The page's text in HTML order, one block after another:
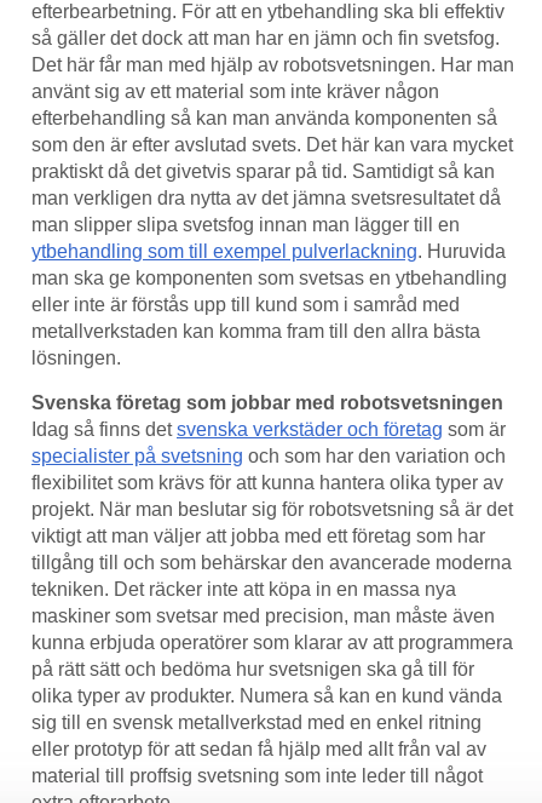
efterbearbetning. För att en ytbehandling ska bli effektiv
så gäller det dock att man har en jämn och fin svetsfog.
Det här får man med hjälp av robotsvetsningen. Har man
använt sig av ett material som inte kräver någon
efterbehandling så kan man använda komponenten så
som den är efter avslutad svets. Det här kan vara mycket
praktiskt då det givetvis sparar på tid. Samtidigt så kan
man verkligen dra nytta av det jämna svetsresultatet då
man slipper slipa svetsfog innan man lägger till en
ytbehandling som till exempel pulverlackning. Huruvida
man ska ge komponenten som svetsas en ytbehandling
eller inte är förstås upp till kund som i samråd med
metallverkstaden kan komma fram till den allra bästa
lösningen.
Svenska företag som jobbar med robotsvetsningen
Idag så finns detsvenska verkstäder och företag som är
specialister på svetsning och som har den variation och
flexibilitet som krävs för att kunna hantera olika typer av
projekt. När man beslutar sig för robotsvetsning så är det
viktigt att man väljer att jobba med ett företag som har
tillgång till och som behärskar den avancerade moderna
tekniken. Det räcker inte att köpa in en massa nya
maskiner som svetsar med precision, man måste även
kunna erbjuda operatörer som klarar av att programmera
på rätt sätt och bedöma hur svetsnigen ska gå till för
olika typer av produkter. Numera så kan en kund vända
sig till en svensk metallverkstad med en enkel ritning
eller prototyp för att sedan få hjälp med allt från val av
material till proffsig svetsning som inte leder till något